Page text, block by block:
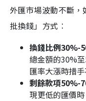
外匯市場波動不斷
批換錢」方式︰
換錢比例30%-
總金額的30%
匯率大漲時措
剩餘款項50%-
現更低的匯價